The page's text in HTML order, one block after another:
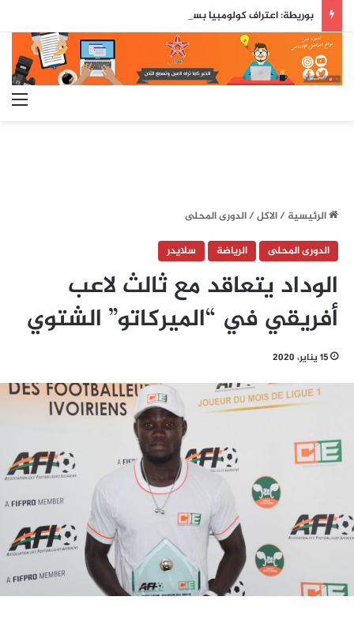
الرئيسية/الاكل/الدورى المحلى
الدورى المحلى
الرياضة سلايدر
الوداد يتعاقد مع ثالث لاعب
أفريقي في “الميركاتو” الشتوي
15 يناير، 2020